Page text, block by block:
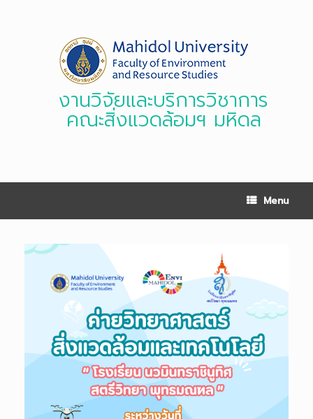
งานวิจัยและบริการวิชาการ
คณะสิ่งแวดล้อมฯ มหิดล
Menu